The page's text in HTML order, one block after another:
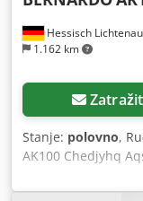
Hessisch Lichtenau
1.162 km
Stanje: polovno,
AK100 Chedjyhq
izrezivanje Fabr.
Dužina noža: 100